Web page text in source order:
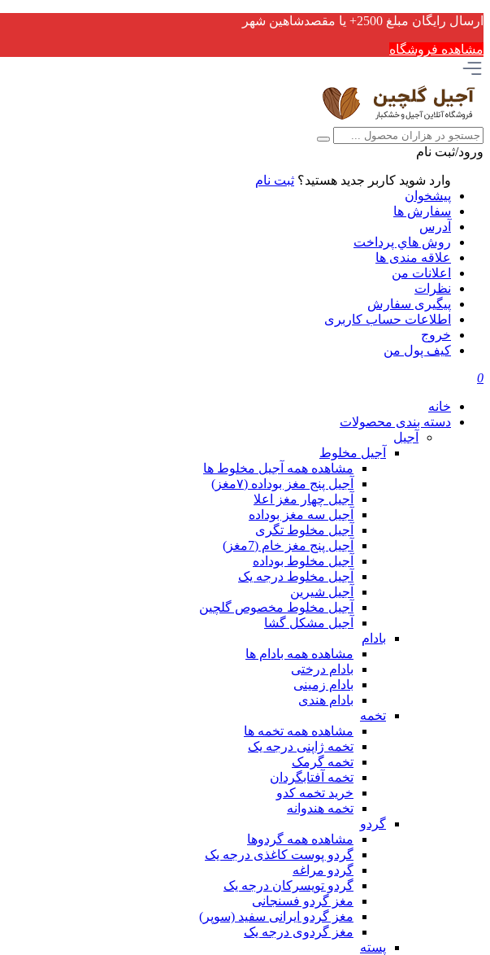
ارسال رایگان مبلغ 2500+ یا مقصدشاهین شهر
مشاهده فروشگاه
ورود/ثبت نام
وارد شوید کاربر جدید هستید؟ ثبت نام
پیشخوان
سفارش ها
آدرس
روش هاي پرداخت
علاقه مندی ها
اعلانات من
نظرات
پیگیری سفارش
اطلاعات حساب كاربری
خروج
کیف پول من
0
خانه
دسته بندی محصولات
آجیل
آجیل مخلوط
مشاهده همه آجیل مخلوط ها
آجیل پنج مغز بوداده (۷مغز)
آجیل چهار مغز اعلا
آجیل سه مغز بوداده
آجیل مخلوط تگری
آجیل پنج مغز خام (7مغز)
آجیل مخلوط بوداده
آجیل مخلوط درجه یک
آجیل شیرین
آجیل مخلوط مخصوص گلچین
آجیل مشکل گشا
بادام
مشاهده همه بادام ها
بادام درختی
بادام زمینی
بادام هندی
تخمه
مشاهده همه تخمه ها
تخمه ژاپنی درجه یک
تخمه گرمک
تخمه آفتابگردان
خرید تخمه کدو
تخمه هندوانه
گردو
مشاهده همه گردوها
گردو پوست کاغذی درجه یک
گردو مراغه
گردو تویسرکان درجه یک
مغز گردو فسنجانی
مغز گردو ایرانی سفید (سوپر)
مغز گردوی درجه یک
پسته